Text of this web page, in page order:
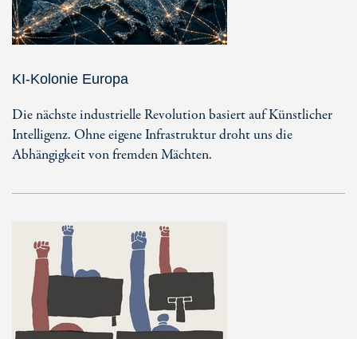
KI-Kolonie Europa
Die nächste industrielle Revolution basiert auf Künstlicher
Intelligenz. Ohne eigene Infrastruktur droht uns die
Abhängigkeit von fremden Mächten.